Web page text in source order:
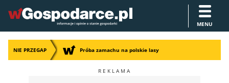
MENU
NIE PRZEGAP Próba zamachu na polskie lasy